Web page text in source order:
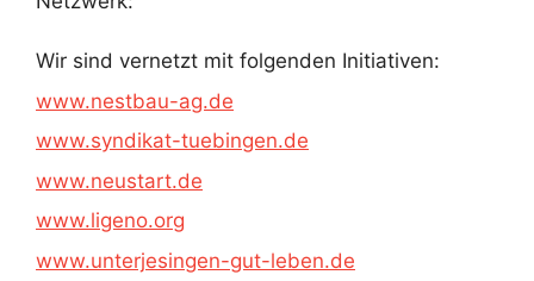
Wir sind vernetzt mit folgenden Initiativen:
www.nestbau-ag.de
www.syndikat-tuebingen.de
www.neustart.de
www.ligeno.org
www.unterjesingen-gut-leben.de